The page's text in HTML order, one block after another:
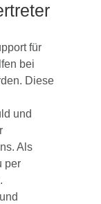
für
bei
Diese
und
Als
per